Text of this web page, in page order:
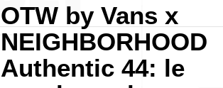
OTW by Vans x
NEIGHBORHOOD
Authentic 44: le